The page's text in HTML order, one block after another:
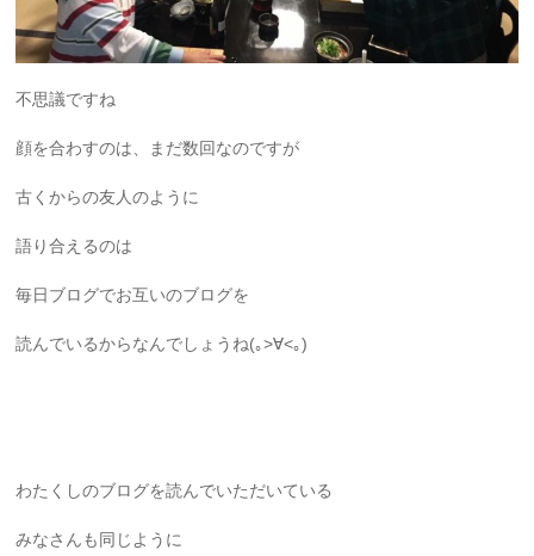
不思議ですね
顔を合わすのは、まだ数回なのですが
古くからの友人のように
語り合えるのは
毎日ブログでお互いのブログを
読んでいるからなんでしょうね(｡>∀<｡)
わたくしのブログを読んでいただいている
みなさんも同じように